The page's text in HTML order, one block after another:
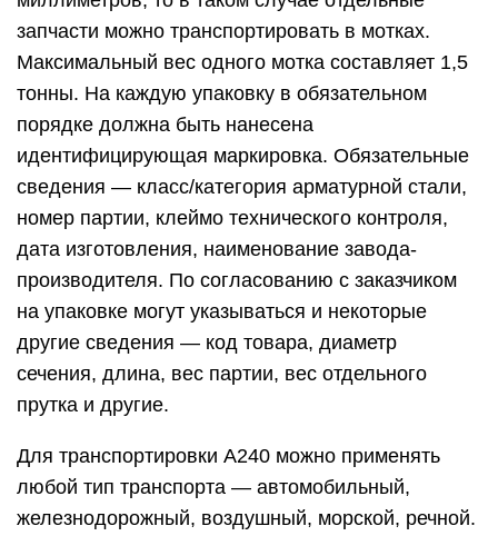
запчасти можно транспортировать в мотках.
Максимальный вес одного мотка составляет 1,5
тонны. На каждую упаковку в обязательном
порядке должна быть нанесена
идентифицирующая маркировка. Обязательные
сведения — класс/категория арматурной стали,
номер партии, клеймо технического контроля,
дата изготовления, наименование завода-
производителя. По согласованию с заказчиком
на упаковке могут указываться и некоторые
другие сведения — код товара, диаметр
сечения, длина, вес партии, вес отдельного
прутка и другие.
Для транспортировки A240 можно применять
любой тип транспорта — автомобильный,
железнодорожный, воздушный, морской, речной.